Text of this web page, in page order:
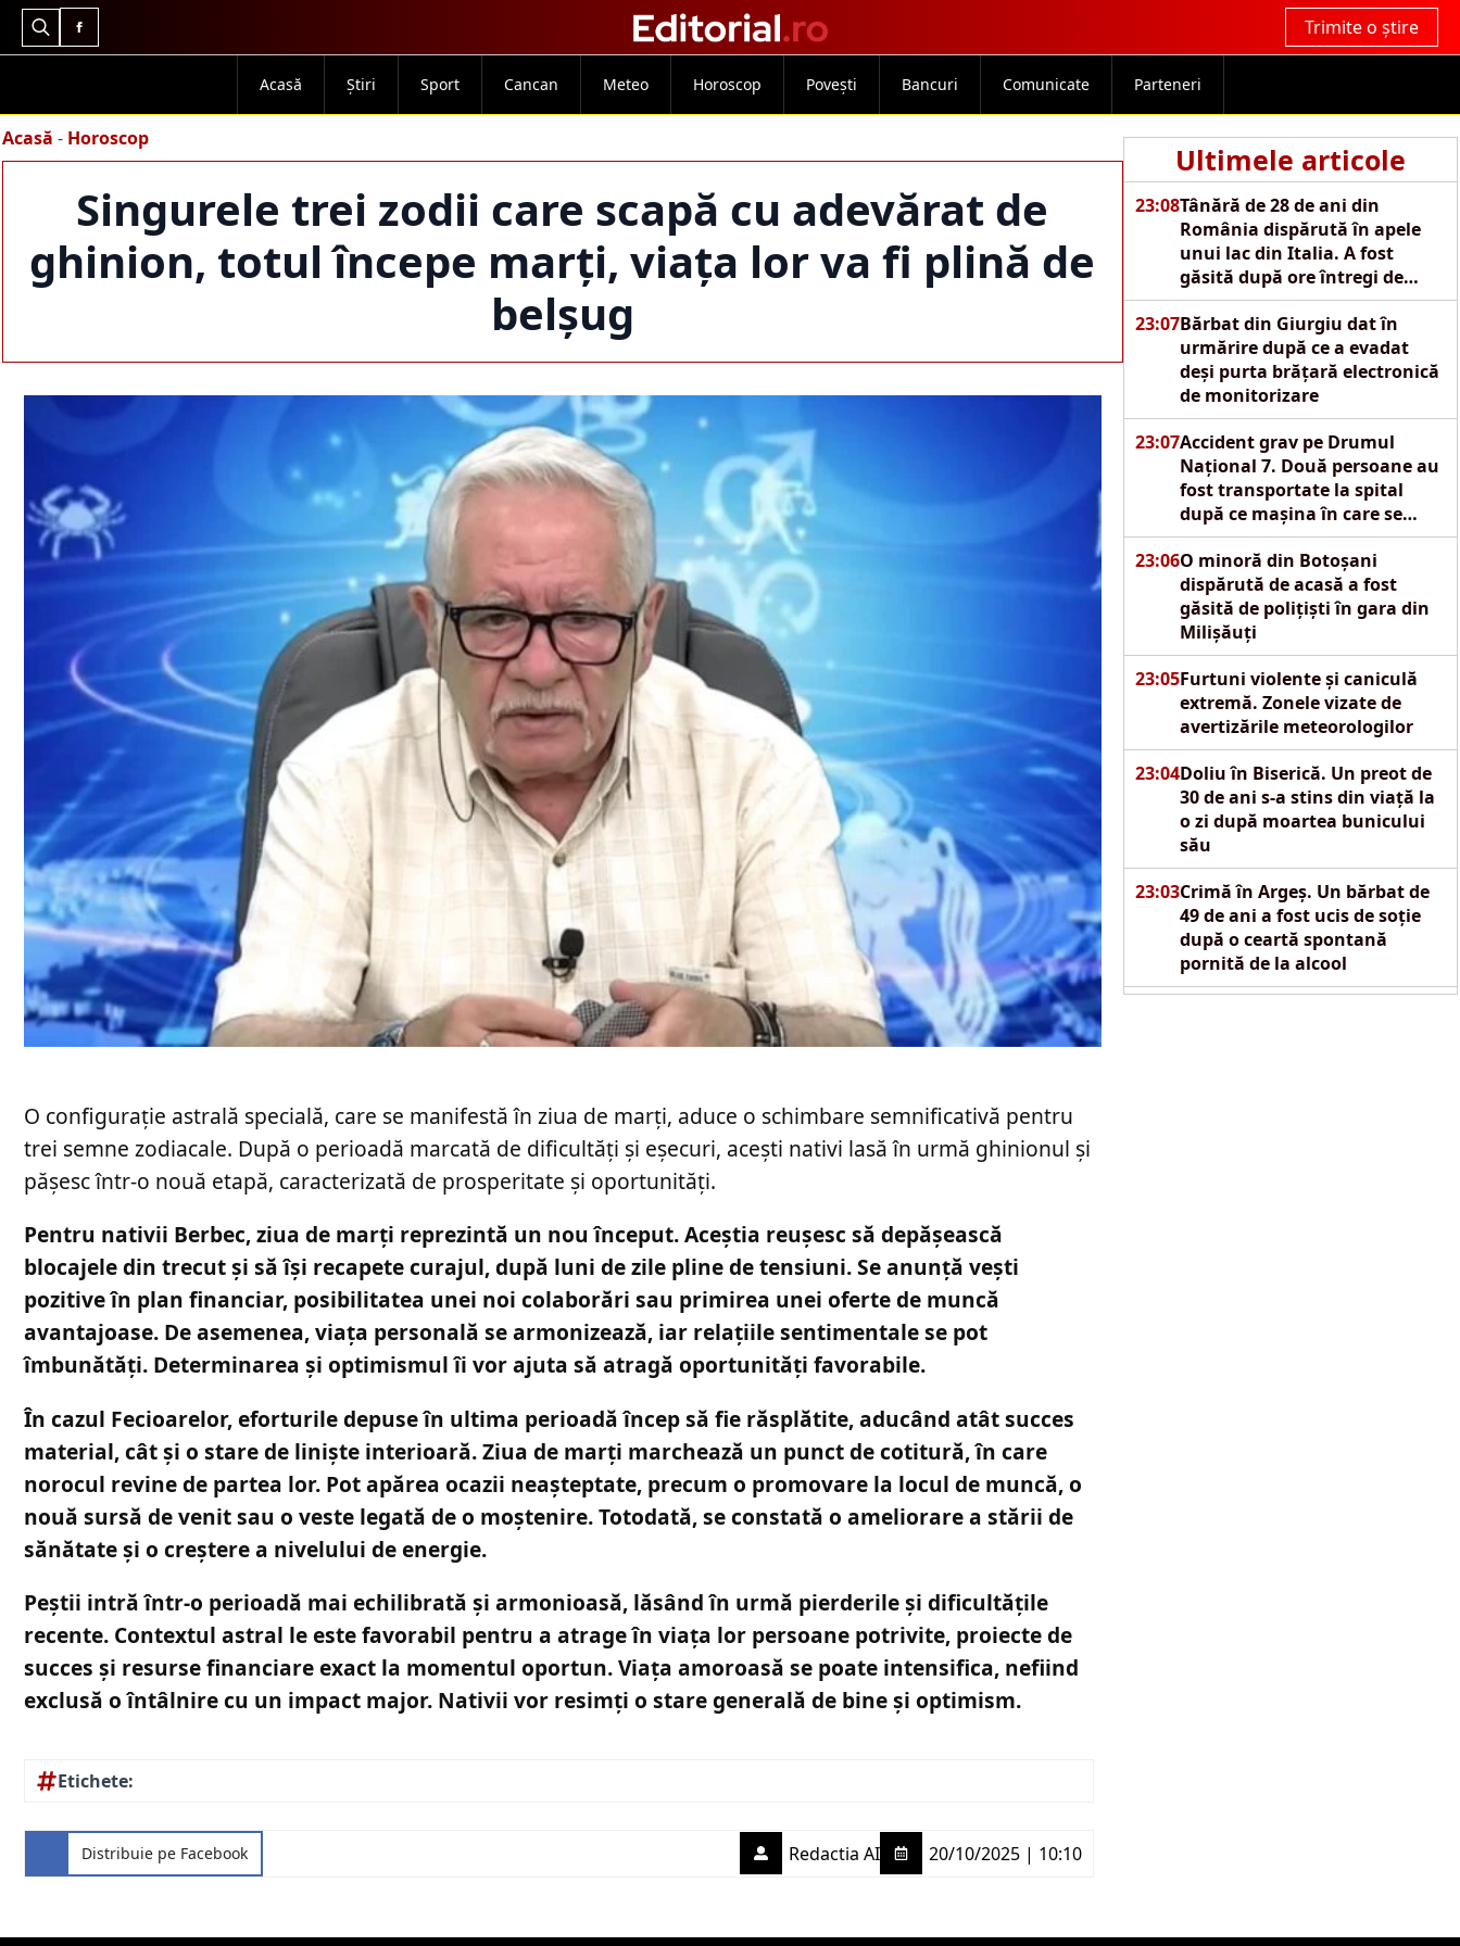
Search
Trimite o știre
Acasă Știri Sport Cancan Meteo Horoscop Povești Bancuri Comunicate Parteneri
Acasă - Horoscop
Singurele trei zodii care scapă cu adevărat de
ghinion, totul începe marți, viața lor va fi plină de
belșug
Ultimele articole
23:08Tânără de 28 de ani din
România dispărută în apele
unui lac din Italia. A fost
găsită după ore întregi de
căutări
23:07Bărbat din Giurgiu dat în
urmărire după ce a evadat
deși purta brățară electronică
de monitorizare
23:07Accident grav pe Drumul
Național 7. Două persoane au
fost transportate la spital
după ce mașina în care se
aflau s-a izbit de un pod
23:06O minoră din Botoșani
dispărută de acasă a fost
găsită de polițiști în gara din
Milișăuți
23:05Furtuni violente și caniculă
extremă. Zonele vizate de
avertizările meteorologilor
23:04Doliu în Biserică. Un preot de
30 de ani s-a stins din viață la
o zi după moartea bunicului
său
23:03Crimă în Argeș. Un bărbat de
49 de ani a fost ucis de soție
după o ceartă spontană
pornită de la alcool
O configurație astrală specială, care se manifestă în ziua de marți, aduce o schimbare semnificativă pentru
trei semne zodiacale. După o perioadă marcată de dificultăți și eșecuri, acești nativi lasă în urmă ghinionul și
pășesc într-o nouă etapă, caracterizată de prosperitate și oportunități.
Pentru nativii Berbec, ziua de marți reprezintă un nou început. Aceștia reușesc să depășească
blocajele din trecut și să își recapete curajul, după luni de zile pline de tensiuni. Se anunță vești
pozitive în plan financiar, posibilitatea unei noi colaborări sau primirea unei oferte de muncă
avantajoase. De asemenea, viața personală se armonizează, iar relațiile sentimentale se pot
îmbunătăți. Determinarea și optimismul îi vor ajuta să atragă oportunități favorabile.
În cazul Fecioarelor, eforturile depuse în ultima perioadă încep să fie răsplătite, aducând atât succes
material, cât și o stare de liniște interioară. Ziua de marți marchează un punct de cotitură, în care
norocul revine de partea lor. Pot apărea ocazii neașteptate, precum o promovare la locul de muncă, o
nouă sursă de venit sau o veste legată de o moștenire. Totodată, se constată o ameliorare a stării de
sănătate și o creștere a nivelului de energie.
Peștii intră într-o perioadă mai echilibrată și armonioasă, lăsând în urmă pierderile și dificultățile
recente. Contextul astral le este favorabil pentru a atrage în viața lor persoane potrivite, proiecte de
succes și resurse financiare exact la momentul oportun. Viața amoroasă se poate intensifica, nefiind
exclusă o întâlnire cu un impact major. Nativii vor resimți o stare generală de bine și optimism.
Etichete:
Distribuie pe Facebook Redactia AI 20/10/2025 | 10:10